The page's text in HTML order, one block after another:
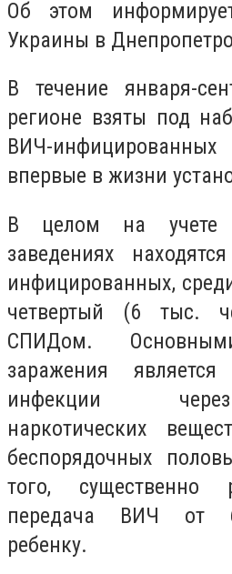
Об этом
Украины в
В течение января-
регионе взяты под
ВИЧ-
впервые в жизни
В целом на учете
заведениях
инфицированных,
четвертый (6 тыс.
СПИДом.
заражения
инфекции
наркотических
беспорядочных
того, существенно
передача ВИЧ от
ребенку.